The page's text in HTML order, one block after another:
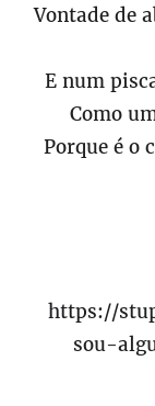
Vontade de
E num
Como
Porque é o
https://
sou-